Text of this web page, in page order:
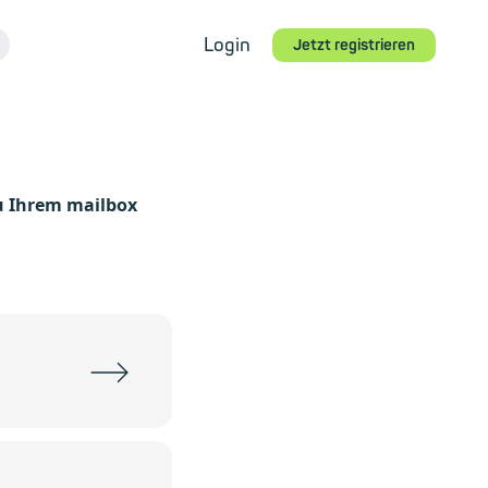
Login Jetzt registrieren
Ihrem mailbox